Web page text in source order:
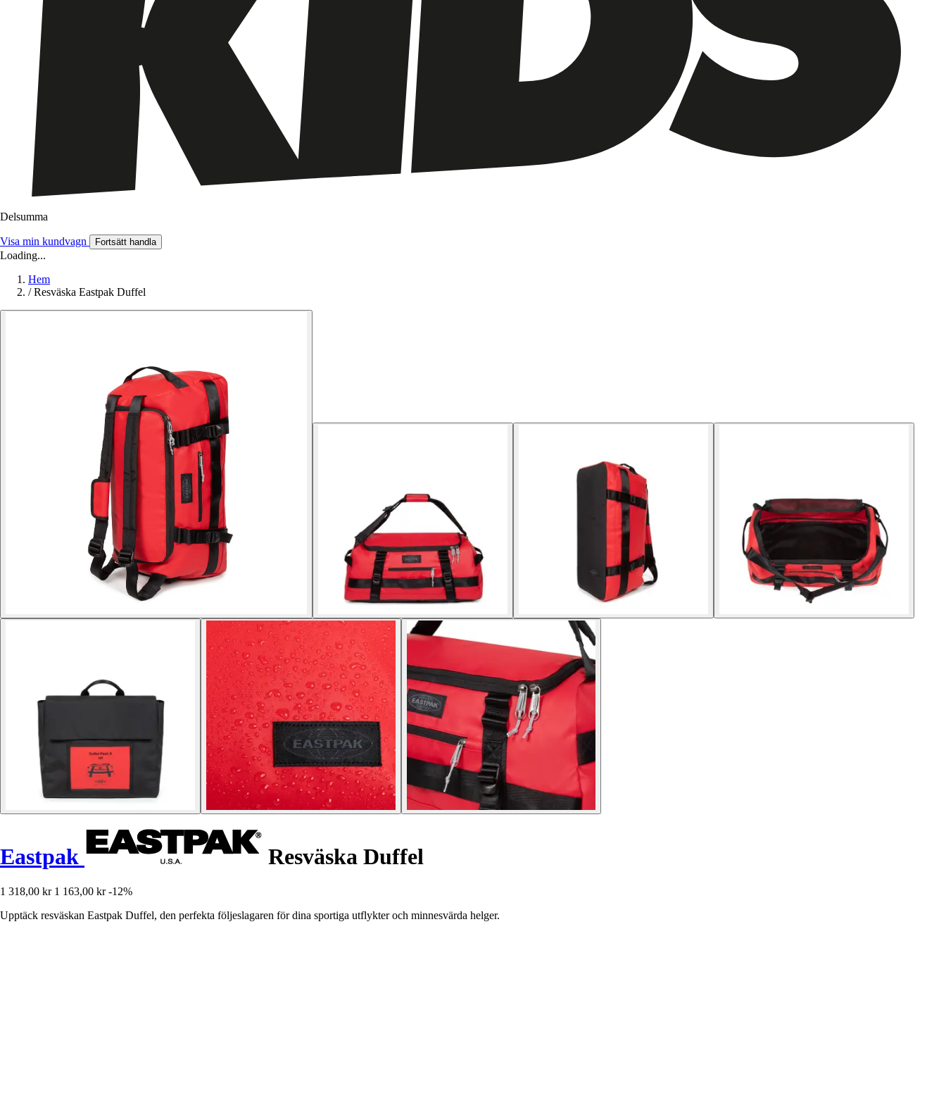
Delsumma
Visa min kundvagn Fortsätt handla
Loading...
Hem
/ Resväska Eastpak Duffel
Eastpak Resväska Duffel
1 318,00 kr 1 163,00 kr -12%
Upptäck resväskan Eastpak Duffel, den perfekta följeslagaren för dina sportiga utflykter och minnesvärda helger.